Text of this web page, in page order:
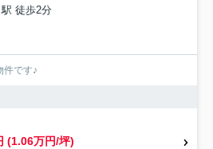
徒歩2分
件です♪
(1.06万円/坪)